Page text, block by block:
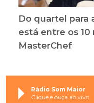
Do quartel para
está entre os
MasterChef
Rádio Som Maior
Clique e ouça ao vivo